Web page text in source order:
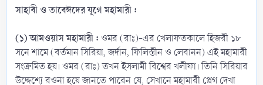
সাহাবী ও তাবেঈদের যুগে মহামারী :
(১) আমওয়াস মহামারী : ওমর (রাঃ)-এর খেলাফতকালে হিজরী ১৮
সনে শামে (বর্তমান সিরিয়া, জর্দান, ফিলিস্তীন ও লেবানন) এই মহামারী
সংক্রমিত হয়। ওমর (রাঃ) তখন ইসলামী বিশ্বের খলীফা। তিনি সিরিয়ার
উদ্দেশ্যে রওনা হয়ে জানতে পারেন যে, সেখানে মহামারী প্লেগ দেখা